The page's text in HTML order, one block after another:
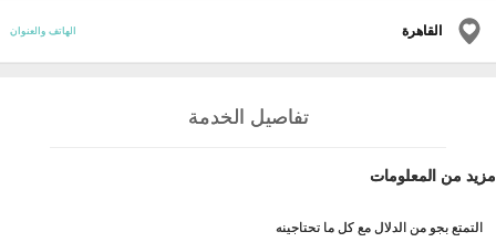
القاهرة الهاتف والعنوان
تفاصيل الخدمة
مزيد من المعلومات
التمتع بجو من الدلال مع كل ما تحتاجينه